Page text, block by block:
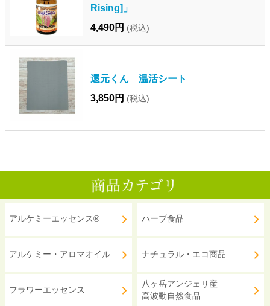
Rising]」
4,490円 (税込)
還元くん 温活シート
3,850円 (税込)
アルケミーエッセンス®
アルケミー・アロマオイル
フラワーエッセンス
ハーブ食品
ナチュラル・エコ商品
八ヶ岳アンジェリ産
高波動自然食品